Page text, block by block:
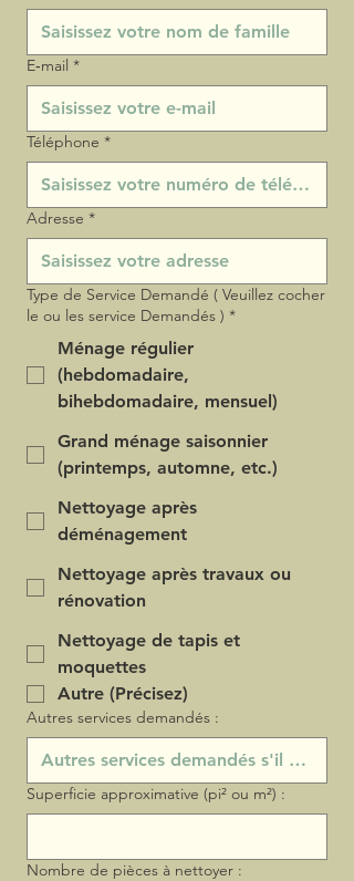
E‑mail *
Téléphone *
Adresse *
Type de Service Demandé ( Veuillez cocher
le ou les service Demandés ) *
Ménage régulier
(hebdomadaire,
bihebdomadaire, mensuel)
Grand ménage saisonnier
(printemps, automne, etc.)
Nettoyage après
déménagement
Nettoyage après travaux ou
rénovation
Nettoyage de tapis et
moquettes
Autre (Précisez)
Autres services demandés :
Superficie approximative (pi² ou m²) :
Nombre de pièces à nettoyer :